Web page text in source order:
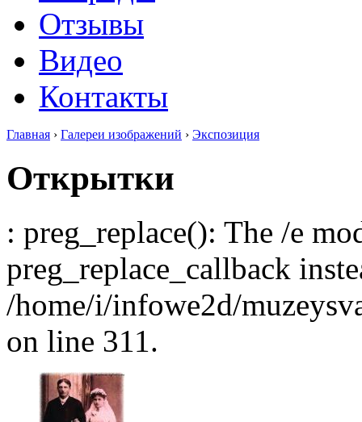
Отзывы
Видео
Контакты
Главная › Галереи изображений › Экспозиция
Открытки
: preg_replace(): The /e
preg_replace_callback
/home/i/infowe2d/
on line 311.